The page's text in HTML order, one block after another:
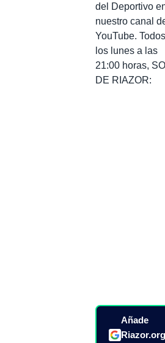
del Deportivo
nuestro canal
YouTube. Todos
los lunes a las
21:00 horas,
DE RIAZOR:
Añade
Riazor.org